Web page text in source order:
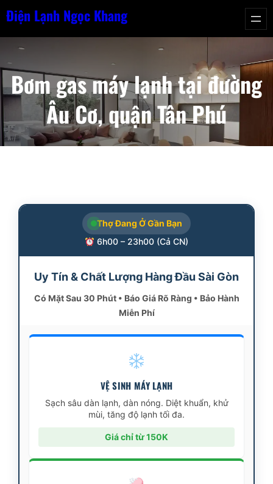
Chuyển
nội
dung
Điện Lạnh Ngọc Khang
Bơm gas máy lạnh tại đường
Âu Cơ, quận Tân Phú
Thợ Đang Ở Gần Bạn
6h00 – 23h00 (Cả CN)
Uy Tín & Chất Lượng Hàng Đầu Sài Gòn
Có Mặt Sau 30 Phút • Báo Giá Rõ Ràng • Bảo Hành
Miễn Phí
VỆ SINH MÁY LẠNH
Sạch sâu dàn lạnh, dàn nóng. Diệt khuẩn, khử
mùi, tăng độ lạnh tối đa.
Giá chỉ từ 150K